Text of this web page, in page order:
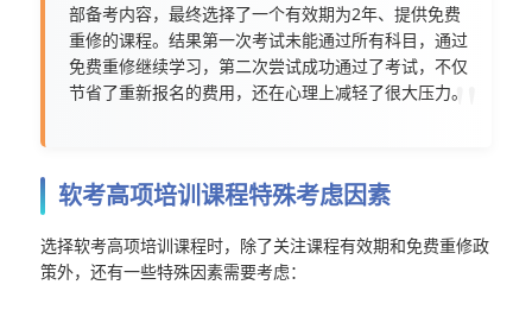
部备考内容，最终选择了一个有效期为2年、提供免费
重修的课程。结果第一次考试未能通过所有科目，通过
免费重修继续学习，第二次尝试成功通过了考试，不仅
节省了重新报名的费用，还在心理上减轻了很大压力。
软考高项培训课程特殊考虑因素
选择软考高项培训课程时，除了关注课程有效期和免费重修政
策外，还有一些特殊因素需要考虑：